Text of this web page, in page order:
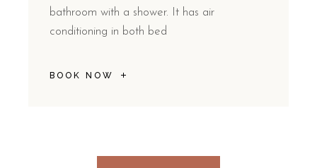
bathroom with a shower. It has air
conditioning in both bed
BOOK NOW